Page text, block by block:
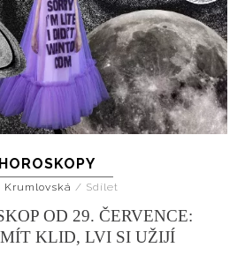
HOROSKOPY
Krumlovská / Sdílet
OD 29. ČERVENCE:
KLID, LVI SI UŽIJÍ